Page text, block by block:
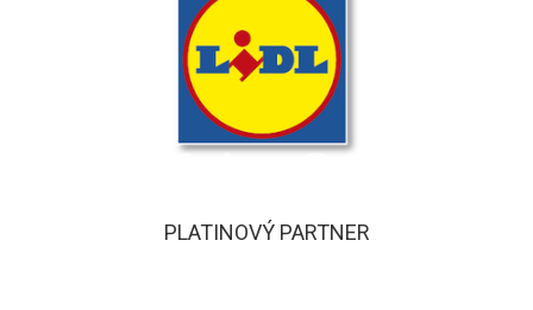
PLATINOVÝ PARTNER